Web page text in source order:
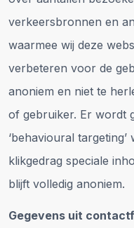
verkeersbronnen en
waarmee wij deze
verbeteren voor de
anoniem en niet te
of gebruiker. Er wordt
‘behavioural
klikgedrag speciale
blijft volledig anoniem.
Gegevens uit